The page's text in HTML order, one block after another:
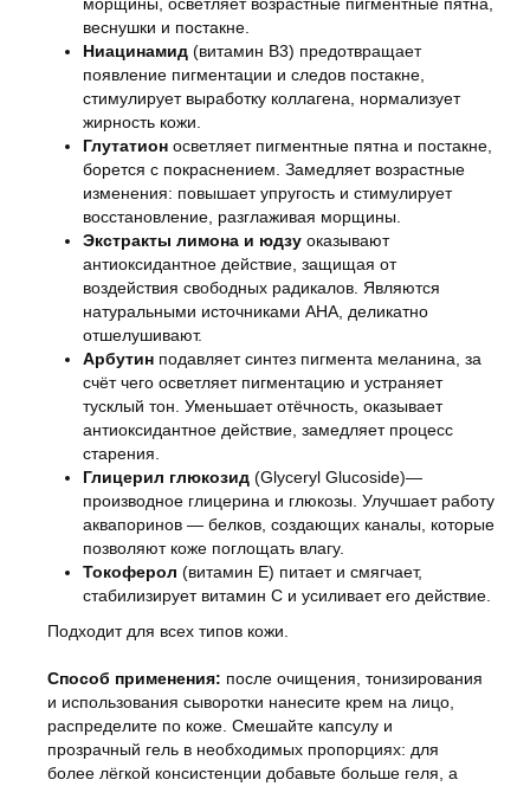
веснушки и постакне.
Ниацинамид (витамин B3) предотвращает
появление пигментации и следов постакне,
стимулирует выработку коллагена, нормализует
жирность кожи.
Глутатион осветляет пигментные пятна и постакне,
борется с покраснением. Замедляет возрастные
изменения: повышает упругость и стимулирует
восстановление, разглаживая морщины.
Экстракты лимона и юдзу оказывают
антиоксидантное действие, защищая от
воздействия свободных радикалов. Являются
натуральными источниками AHA, деликатно
отшелушивают.
Арбутин подавляет синтез пигмента меланина, за
счёт чего осветляет пигментацию и устраняет
тусклый тон. Уменьшает отёчность, оказывает
антиоксидантное действие, замедляет процесс
старения.
Глицерил глюкозид (Glyceryl Glucoside)—
производное глицерина и глюкозы. Улучшает работу
аквапоринов — белков, создающих каналы, которые
позволяют коже поглощать влагу.
Токоферол (витамин E) питает и смягчает,
стабилизирует витамин C и усиливает его действие.
Подходит для всех типов кожи.
Способ применения: после очищения, тонизирования
и использования сыворотки нанесите крем на лицо,
распределите по коже. Смешайте капсулу и
прозрачный гель в необходимых пропорциях: для
более лёгкой консистенции добавьте больше геля, а